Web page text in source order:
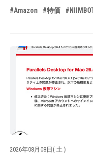
#Amazon #特価
2026年08月08日( 土 )